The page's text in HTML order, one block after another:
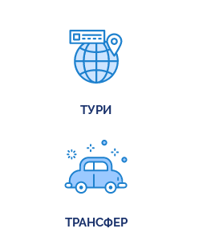
ТУРИ
ТРАНСФЕР